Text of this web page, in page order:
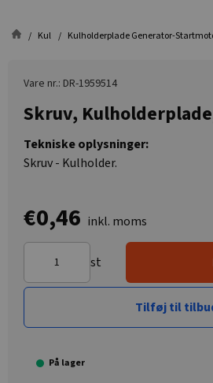
Kul Kulholderplade Generator-
Vare nr.: DR-1959514
Skruv,
Tekniske oplysninger:
Skruv - Kulholder.
€0,46 inkl. moms
st
Tilføj til
På lager